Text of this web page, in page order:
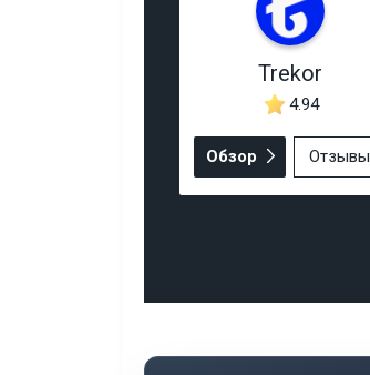
Trekor
4.94
Обзор Отзывы